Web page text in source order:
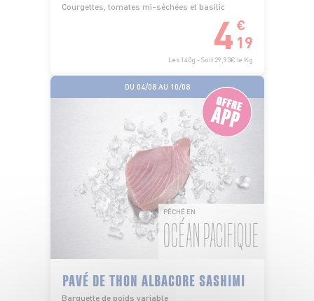
Courgettes, tomates mi-séchées et basilic
4 €
19
Les 140g - Soit 29,93€ le Kg
DU 04/08 AU 10/08
PÊCHÉ EN
OCÉAN PACIFIQUE
PAVÉ DE THON ALBACORE SASHIMI
Barquette de poids variable